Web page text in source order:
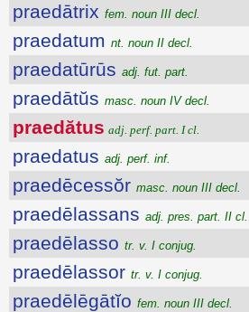
praedātrix fem. noun III decl.
praedatum nt. noun II decl.
praedatūrūs adj. fut. part.
praedātŭs masc. noun IV decl.
praedătus adj. perf. part. I cl.
praedatus adj. perf. inf.
praedēcessŏr masc. noun III decl.
praedēlassans adj. pres. part. II cl.
praedēlasso tr. v. I conjug.
praedēlassor tr. v. I conjug.
praedēlēgātĭo fem. noun III decl.